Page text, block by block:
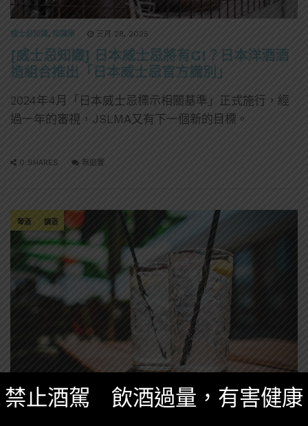
威士忌知識, 知識庫 三月 28, 2025
[威士忌知識] 日本威士忌將有GI？日本洋酒酒
造組合推出「日本威士忌官方識別」
2024年4月「日本威士忌標示相關基準」正式施行，經
過一年的審視，JSLMA又有下一個新的目標。
0 SHARES 無迴響
琴酒 調酒
知識庫,經典調酒介紹,調酒知識 七月 7, 2022
禁止酒駕 飲酒過量，有害健康